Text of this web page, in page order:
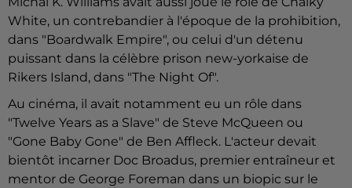
White, un contrebandier à l'époque de la prohibition,
dans "Boardwalk Empire", ou celui d'un détenu
puissant dans la célèbre prison new-yorkaise de
Rikers Island, dans "The Night Of".
Au cinéma, il avait notamment eu un rôle dans
"Twelve Years as a Slave" de Steve McQueen ou
"Gone Baby Gone" de Ben Affleck. L'acteur devait
bientôt incarner Doc Broadus, premier entraîneur et
mentor de George Foreman dans un biopic sur le